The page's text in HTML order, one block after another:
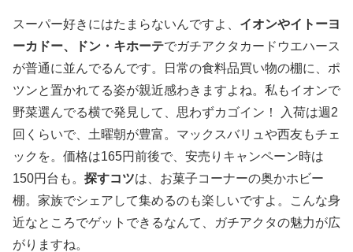
スーパー好きにはたまらないんですよ、 イオンやイトーヨ
ーカドー、ドン・キホーテでガチアクタカードウエハース
が普通に並んでるんです。日常の食料品買い物の棚に、ポ
ツンと置かれてる姿が親近感わきますよね。私もイオンで
野菜選んでる横で発見して、思わずカゴイン！ 入荷は週2
回くらいで、土曜朝が豊富。マックスバリュや西友もチェ
ックを。価格は165円前後で、安売りキャンペーン時は
150円台も。 探すコツは、お菓子コーナーの奥かホビー
棚。家族でシェアして集めるのも楽しいですよ。こんな身
近なところでゲットできるなんて、ガチアクタの魅力が広
がりますね。